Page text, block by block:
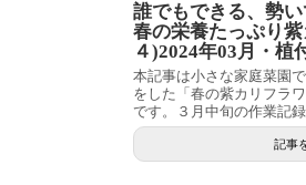
誰でもできる、勢
春の栄養たっぷり
４)2024年03月・植
本記事は小さな家庭菜園
をした「春の紫カリフラ
です。３月中旬の作業記
記事